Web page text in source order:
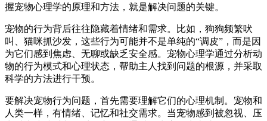
握宠物心理学的原理和方法，就是解决问题的关键。
宠物的行为背后往往隐藏着情绪和需求。比如，狗狗频繁吠
叫、猫咪抓沙发，这些行为可能并不是单纯的“调皮”，而是因
为它们感到焦虑、无聊或缺乏安全感。宠物心理学通过分析动
物的行为模式和心理状态，帮助主人找到问题的根源，并采取
科学的方法进行干预。
要解决宠物行为问题，首先需要理解它们的心理机制。宠物和
人类一样，有情绪、记忆和社交需求。当宠物感到被忽视、压